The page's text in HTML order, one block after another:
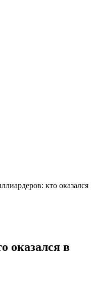
кто оказался
оказался в